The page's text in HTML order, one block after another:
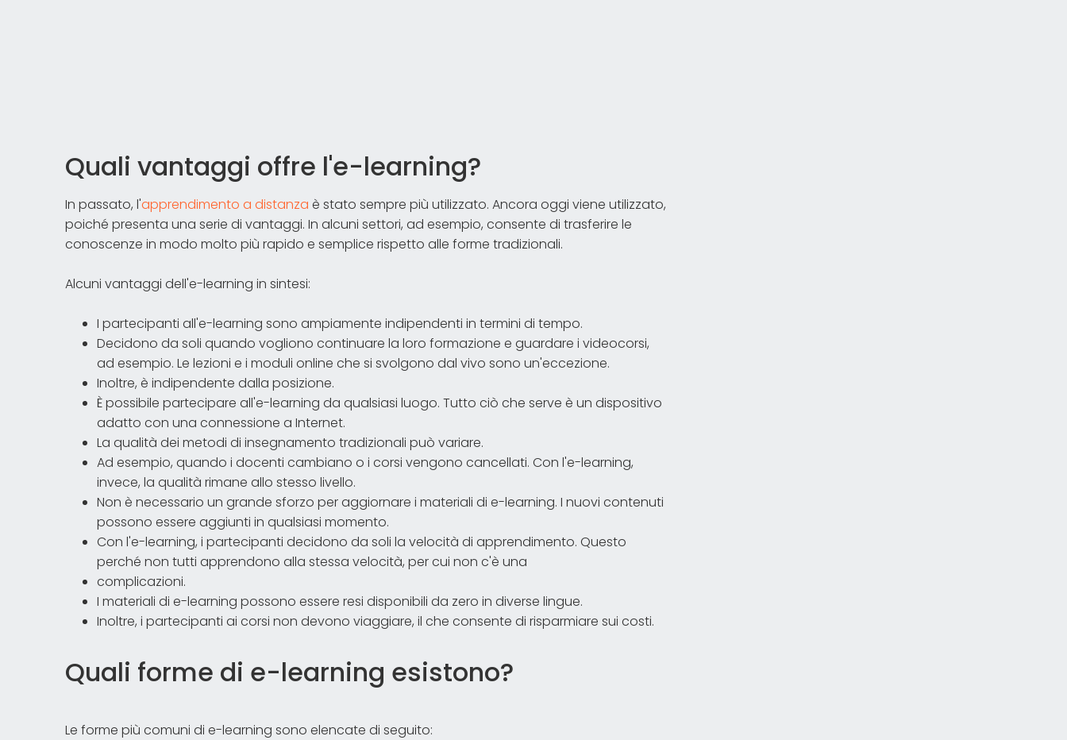
Quali vantaggi offre l'e-learning?
In passato, l'apprendimento a distanza è stato sempre più utilizzato. Ancora oggi viene utilizzato,
poiché presenta una serie di vantaggi. In alcuni settori, ad esempio, consente di trasferire le
conoscenze in modo molto più rapido e semplice rispetto alle forme tradizionali.
Alcuni vantaggi dell'e-learning in sintesi:
I partecipanti all'e-learning sono ampiamente indipendenti in termini di tempo.
Decidono da soli quando vogliono continuare la loro formazione e guardare i videocorsi,
ad esempio. Le lezioni e i moduli online che si svolgono dal vivo sono un'eccezione.
Inoltre, è indipendente dalla posizione.
È possibile partecipare all'e-learning da qualsiasi luogo. Tutto ciò che serve è un dispositivo
adatto con una connessione a Internet.
La qualità dei metodi di insegnamento tradizionali può variare.
Ad esempio, quando i docenti cambiano o i corsi vengono cancellati. Con l'e-learning,
invece, la qualità rimane allo stesso livello.
Non è necessario un grande sforzo per aggiornare i materiali di e-learning. I nuovi contenuti
possono essere aggiunti in qualsiasi momento.
Con l'e-learning, i partecipanti decidono da soli la velocità di apprendimento. Questo
perché non tutti apprendono alla stessa velocità, per cui non c'è una
complicazioni.
I materiali di e-learning possono essere resi disponibili da zero in diverse lingue.
Inoltre, i partecipanti ai corsi non devono viaggiare, il che consente di risparmiare sui costi.
Quali forme di e-learning esistono?
Le forme più comuni di e-learning sono elencate di seguito: